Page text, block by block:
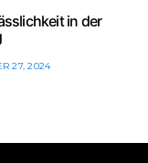
in der
27, 2024